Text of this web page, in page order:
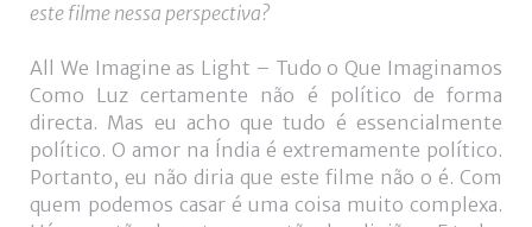
este filme nessa perspectiva?
All We Imagine as Light – Tudo o Que Imaginamos
Como Luz certamente não é político de forma
directa. Mas eu acho que tudo é essencialmente
político. O amor na Índia é extremamente político.
Portanto, eu não diria que este filme não o é. Com
quem podemos casar é uma coisa muito complexa.